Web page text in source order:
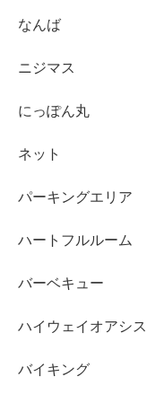
なんば
ニジマス
にっぽん丸
ネット
パーキングエリア
ハートフルルーム
バーベキュー
ハイウェイオアシス
バイキング